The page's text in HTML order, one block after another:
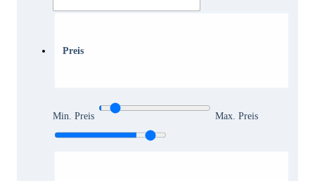
Preis
Min. Preis Max. Preis